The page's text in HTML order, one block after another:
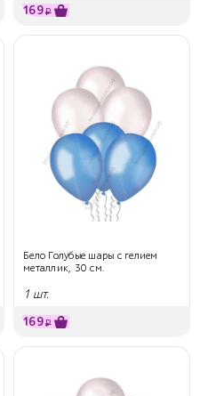
169₽
Бело Голубые шары с гелием
металлик, 30 см.
1 шт.
169₽